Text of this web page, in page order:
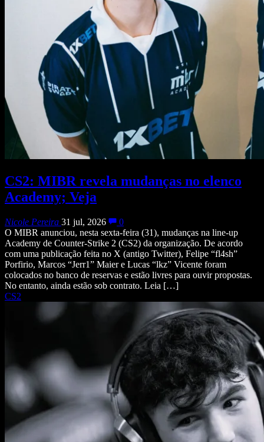
CS2: MIBR revela mudanças no elenco
Academy; Veja
Nicole Pereira 31 jul, 2026
0
O MIBR anunciou, nesta sexta-feira (31), mudanças na line-up
Academy de Counter-Strike 2 (CS2) da organização. De acordo
com uma publicação feita no X (antigo Twitter), Felipe “fl4sh”
Porfirio, Marcos “Jerr1” Maier e Lucas “lkz” Vicente foram
colocados no banco de reservas e estão livres para ouvir propostas.
No entanto, ainda estão sob contrato. Leia […]
CS2